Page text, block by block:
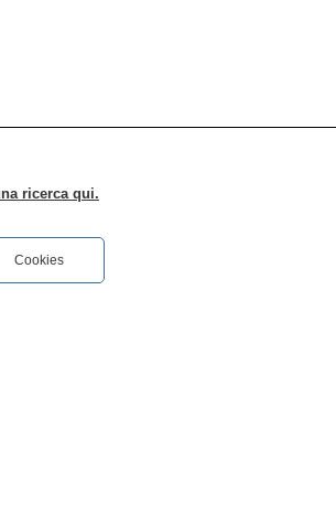
ricerca qui.
Cookies